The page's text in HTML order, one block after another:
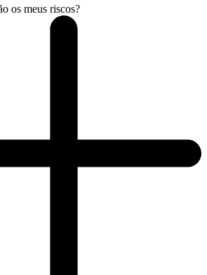
os meus riscos?